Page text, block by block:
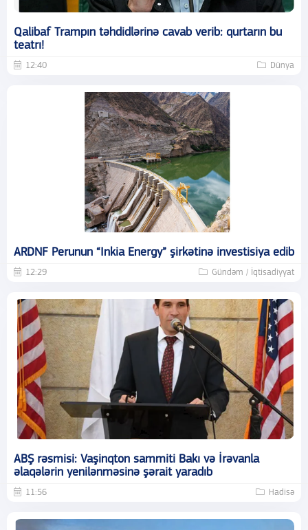
Qalibaf Trampın təhdidlərinə cavab verib: qurtarın bu
teatrı!
12:40 Dünya
ARDNF Perunun “Inkia Energy” şirkətinə investisiya edib
12:29 Gündəm / İqtisadiyyat
ABŞ rəsmisi: Vaşinqton sammiti Bakı və İrəvanla
əlaqələrin yenilənməsinə şərait yaradıb
11:56 Hadisə